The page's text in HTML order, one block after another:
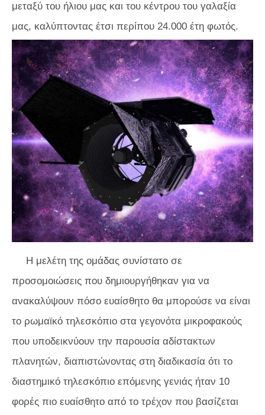
μεταξύ του ήλιου μας και του κέντρου του γαλαξία
μας, καλύπτοντας έτσι περίπου 24.000 έτη φωτός.
Η μελέτη της ομάδας συνίστατο σε
προσομοιώσεις που δημιουργήθηκαν για να
ανακαλύψουν πόσο ευαίσθητο θα μπορούσε να είναι
το ρωμαϊκό τηλεσκόπιο στα γεγονότα μικροφακούς
που υποδεικνύουν την παρουσία αδίστακτων
πλανητών, διαπιστώνοντας στη διαδικασία ότι το
διαστημικό τηλεσκόπιο επόμενης γενιάς ήταν 10
φορές πιο ευαίσθητο από το τρέχον που βασίζεται